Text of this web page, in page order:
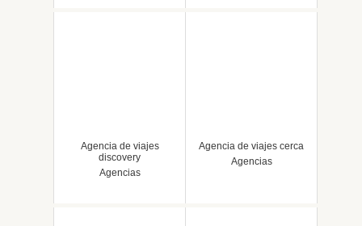
Agencia de viajes
discovery
Agencias
Agencia de viajes cerca
Agencias